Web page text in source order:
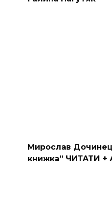
Мирослав
книжка” ЧИТАТИ +